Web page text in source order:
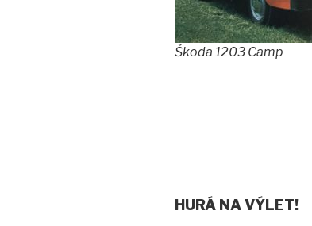
Škoda 1203 Camp
HURÁ NA VÝLET!